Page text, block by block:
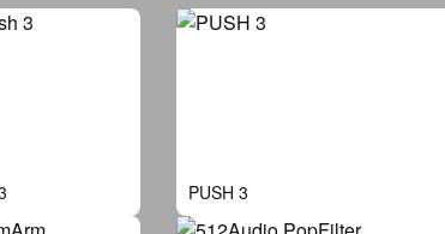
PUSH 3